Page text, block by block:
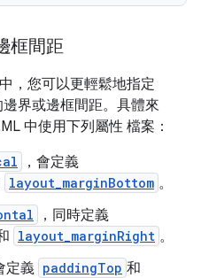
框間距
，您可以更輕鬆地指定
界或邊框間距。具體來
中使用下列屬性 檔案：
，會定義
layout_marginBottom 。
，同時定義
layout_marginRight 。
定義 paddingTop 和